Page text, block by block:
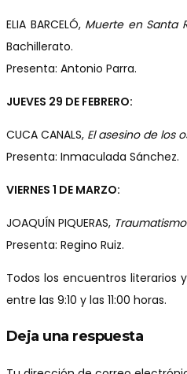
ELIA BARCELÓ, Muerte en Santa
Bachillerato.
Presenta: Antonio Parra.
JUEVES 29 DE FEBRERO:
CUCA CANALS, El asesino de los
Presenta: Inmaculada Sánchez.
VIERNES 1 DE MARZO:
JOAQUÍN PIQUERAS,
Presenta: Regino Ruiz.
Todos los encuentros literarios
entre las 9:10 y las 11:00 horas.
Deja una respuesta